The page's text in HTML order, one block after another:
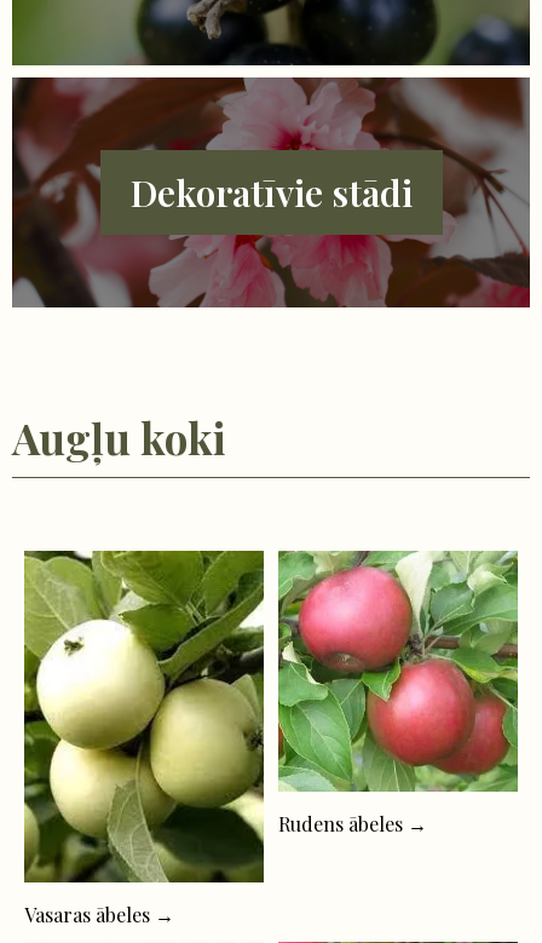
Dekoratīvie stādi
Augļu koki
Vasaras ābeles →
Rudens ābeles →